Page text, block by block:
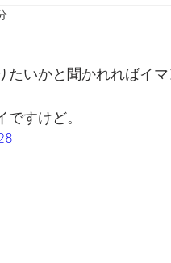
ておきたいコト
食べんじーの美味しい記事
ドキュメンタリー、二つの
たいかと聞かれればイ
すけど。